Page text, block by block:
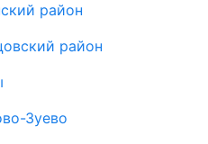
район
район
Зуево